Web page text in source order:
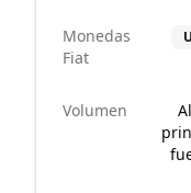
Monedas
Fiat
Volumen